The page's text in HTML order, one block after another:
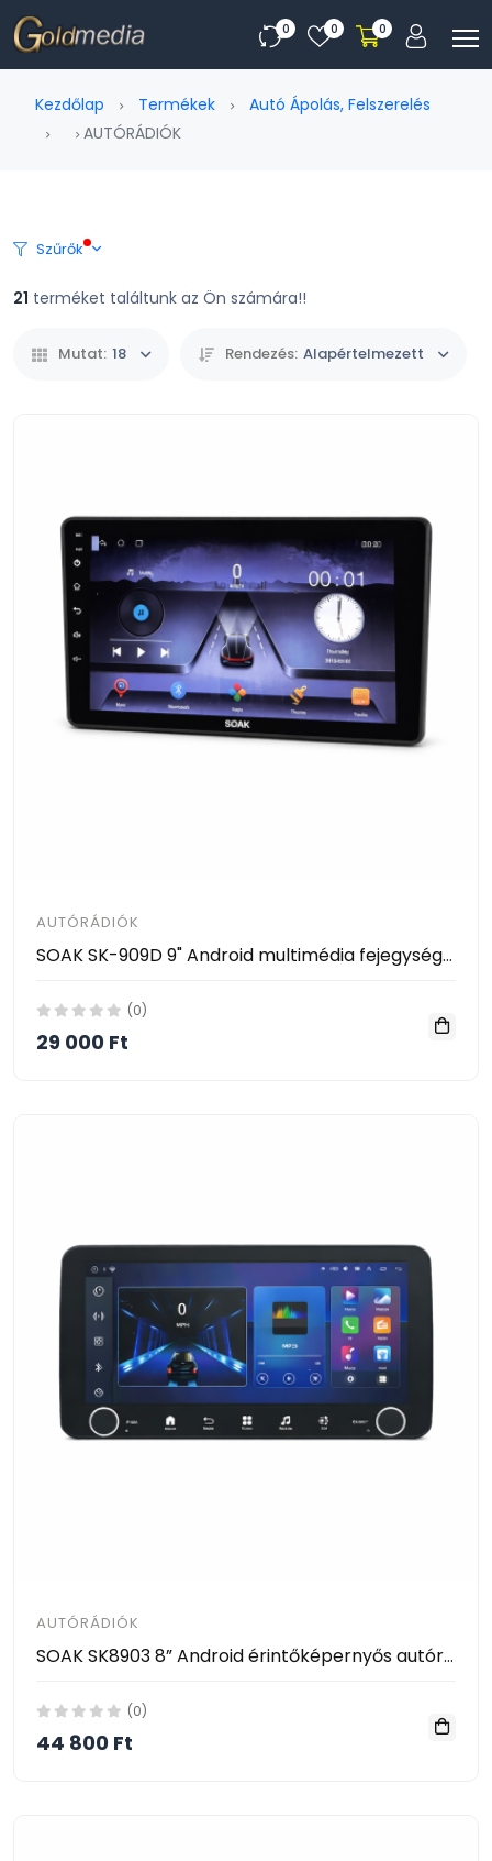
0 0 0
Kezdőlap Termékek
Autó Ápolás, Felszerelés
AUTÓRÁDIÓK
Szűrők
21 terméket találtunk az Ön számára!!
Mutat: 18 Rendezés: Alapértelmezett
AUTÓRÁDIÓK
SOAK SK-909D 9" Android multimédia fejegység (4GB RAM / 64GB ROM)
(0)
29 000 Ft
AUTÓRÁDIÓK
SOAK SK8903 8” Android érintőképernyős autórádió – Vezeték nélküli Android Auto és Apple CarPlay támogatással
(0)
44 800 Ft